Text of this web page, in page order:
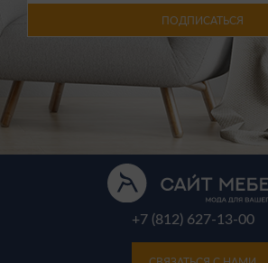
ПОДПИСАТЬСЯ
+7 (812) 627-13-00